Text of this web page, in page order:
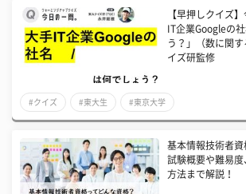
【早押しクイズ
IT企業Googleの
う？」（数に関
イズ研監修
#クイズ #東大生 #東京大学
基本情報技術者資
試験概要や難易
方法まで解説！